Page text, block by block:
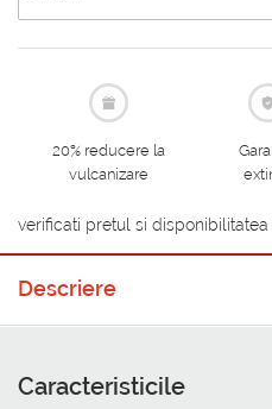
20% reducere la
vulcanizare
verificati pretul si
Descriere
Caracteristicile